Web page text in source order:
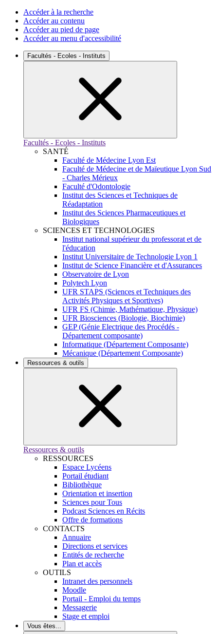
Accéder à la recherche
Accéder au contenu
Accéder au pied de page
Accéder au menu d'accessibilité
Facultés - Ecoles - Instituts
Facultés - Ecoles - Instituts
SANTÉ
Faculté de Médecine Lyon Est
Faculté de Médecine et de Maïeutique Lyon Sud
- Charles Mérieux
Faculté d'Odontologie
Institut des Sciences et Techniques de
Réadaptation
Institut des Sciences Pharmaceutiques et
Biologiques
SCIENCES ET TECHNOLOGIES
Institut national supérieur du professorat et de
l'éducation
Institut Universitaire de Technologie Lyon 1
Institut de Science Financière et d'Assurances
Observatoire de Lyon
Polytech Lyon
UFR STAPS (Sciences et Techniques des
Activités Physiques et Sportives)
UFR FS (Chimie, Mathématique, Physique)
UFR Biosciences (Biologie, Biochimie)
GEP (Génie Electrique des Procédés -
Département composante)
Informatique (Département Composante)
Mécanique (Département Composante)
Ressources & outils
Ressources & outils
RESSOURCES
Espace Lycéens
Portail étudiant
Bibliothèque
Orientation et insertion
Sciences pour Tous
Podcast Sciences en Récits
Offre de formations
CONTACTS
Annuaire
Directions et services
Entités de recherche
Plan et accès
OUTILS
Intranet des personnels
Moodle
Portail - Emploi du temps
Messagerie
Stage et emploi
Vous êtes...